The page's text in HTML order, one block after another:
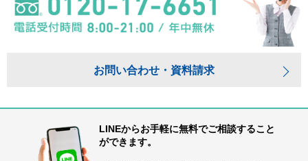
お問い合わせ・資料請求
LINEからお手軽に無料でご相談すること
ができます。